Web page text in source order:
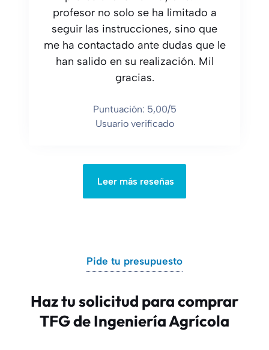
profesor no solo se ha limitado a
seguir las instrucciones, sino que
me ha contactado ante dudas que le
han salido en su realización. Mil
gracias.
Puntuación: 5,00/5
Usuario verificado
Leer más reseñas
Pide tu presupuesto
Haz tu solicitud para comprar
TFG de Ingeniería Agrícola